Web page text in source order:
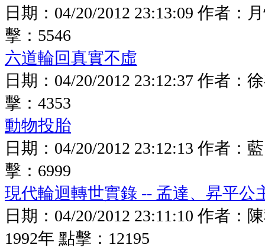
日期： 04/20/2012 23:13:09 作者：
擊： 5546
六道輪回真實不虛
日期： 04/20/2012 23:12:37 作者：
擊： 4353
動物投胎
日期： 04/20/2012 23:12:13 作者：
擊： 6999
現代輪迴轉世實錄 -- 孟達、昇平公
日期： 04/20/2012 23:11:10 作者：
1992年 點擊： 12195